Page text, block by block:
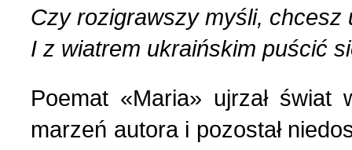
Czy rozigrawszy myśli, chcesz
I z wiatrem ukraińskim puścić
Poemat «Maria» ujrzał świat
marzeń autora i pozostał